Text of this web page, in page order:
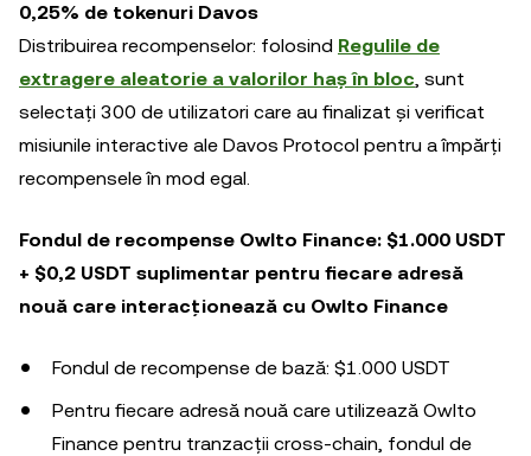
0,25% de tokenuri Davos
Distribuirea recompenselor: folosind Regulile de
extragere aleatorie a valorilor haș în bloc, sunt
selectați 300 de utilizatori care au finalizat și verificat
misiunile interactive ale Davos Protocol pentru a împărți
recompensele în mod egal.
Fondul de recompense Owlto Finance: $1.000 USDT
+ $0,2 USDT suplimentar pentru fiecare adresă
nouă care interacționează cu Owlto Finance
Fondul de recompense de bază: $1.000 USDT
Pentru fiecare adresă nouă care utilizează Owlto
Finance pentru tranzacții cross-chain, fondul de